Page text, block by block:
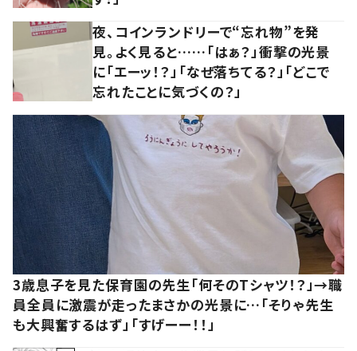
夜、コインランドリーで“忘れ物”を発
見。よく見ると……「はぁ？」衝撃の光景
に「エーッ！？」「なぜ落ちてる？」「どこで
忘れたことに気づくの？」
3歳息子を見た保育園の先生「何そのTシャツ！？」→職
員全員に激震が走ったまさかの光景に…「そりゃ先生
も大興奮するはず」「すげーー！！」